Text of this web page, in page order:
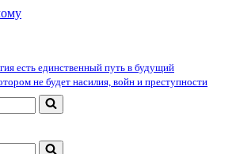
есть единственный путь в будущий
не будет насилия, войн и преступности